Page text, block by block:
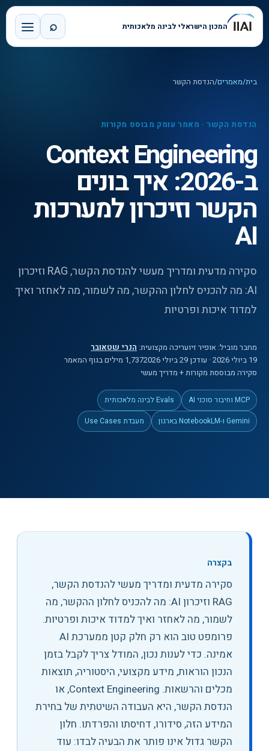
המכון הישראלי לבינה מלאכותית ⌕
בית/מאמרים/הנדסת הקשר
הנדסת הקשר· מאמר עומק מבוסס מקורות
Context Engineering
ב-2026: איך בונים
הקשר וזיכרון למערכות
AI
סקירה מדעית ומדריך מעשי להנדסת הקשר, RAG וזיכרון
AI: מה להכניס לחלון ההקשר, מה לשמור, מה לאחזר ואיך
למדוד איכות ופרטיות
מחבר מוביל: אופיר זיועריכה מקצועית: הנרי שטאובר
19 ביולי 2026
· עודכן 29 ביולי 2026 1,737 מיליםבגוף המאמר
סקירה מבוססת מקורות + מדריך מעשי
MCP וחיבור סוכני AI
Evals לבינה מלאכותית
Gemini ו-NotebookLM בארגון
מעבדת Use Cases
בקצרה
סקירה מדעית ומדריך מעשי להנדסת הקשר,
RAG וזיכרון AI: מה להכניס לחלון ההקשר, מה
לשמור, מה לאחזר ואיך למדוד איכות ופרטיות.
פרומפט טוב הוא רק חלק קטן ממערכת AI
אמינה. כדי לענות נכון, המודל צריך לקבל בזמן
הנכון הוראות, מידע מקצועי, היסטוריה, תוצאות
מכלים והרשאות. Context Engineering, או
הנדסת הקשר, היא העבודה השיטתית של בחירת
המידע הזה, סידורו, דחיסתו והפרדתו. חלון
הקשר גדול אינו פותר את הבעיה לבדו: עוד